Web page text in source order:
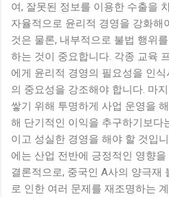
여, 잘못된 정보를 이용한 수출을
자율적으로 윤리적 경영을 강화해
것은 물론, 내부적으로 불법 행위
하는 것이 중요합니다. 각종 교육
에게 윤리적 경영의 필요성을 인
의 중요성을 강조해야 합니다. 마
쌓기 위해 투명하게 사업 운영을
해 단기적인 이익을 추구하기보다
이고 성실한 경영을 해야 할 것입
에는 산업 전반에 긍정적인 영향을
결론적으로, 중국인 A사의 양극재
로 인한 여러 문제를 재조명하는